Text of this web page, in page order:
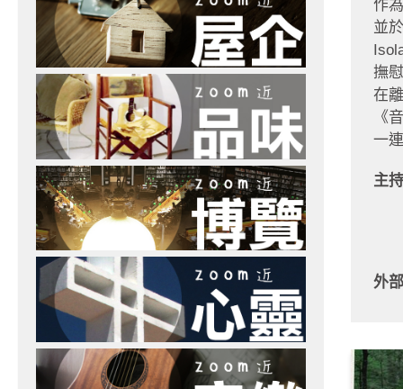
作
並
撫
在
《
一
主
外